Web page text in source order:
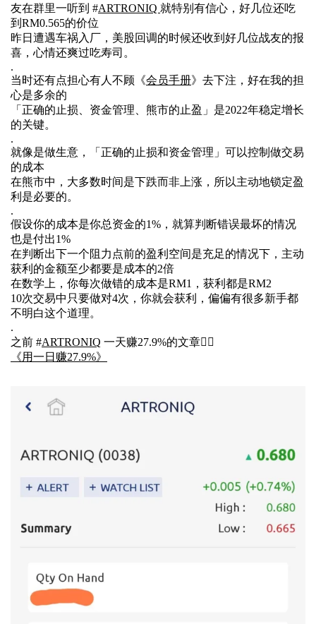
友在群里一听到 #ARTRONIQ 就特别有信心，好几位还吃
到RM0.565的价位
昨日遭遇车祸入厂，美股回调的时候还收到好几位战友的报
喜，心情还爽过吃寿司。
.
当时还有点担心有人不顾《会员手册》去下注，好在我的担
心是多余的
「正确的止损、资金管理、熊市的止盈」是2022年稳定增长
的关键。
.
就像是做生意，「正确的止损和资金管理」可以控制做交易
的成本
在熊市中，大多数时间是下跌而非上涨，所以主动地锁定盈
利是必要的。
.
假设你的成本是你总资金的1%，就算判断错误最坏的情况
也是付出1%
在判断出下一个阻力点前的盈利空间是充足的情况下，主动
获利的金额至少都要是成本的2倍
在数学上，你每次做错的成本是RM1，获利都是RM2
10次交易中只要做对4次，你就会获利，偏偏有很多新手都
不明白这个道理。
.
之前 #ARTRONIQ 一天赚27.9%的文章👇🏻
《用一日赚27.9%》